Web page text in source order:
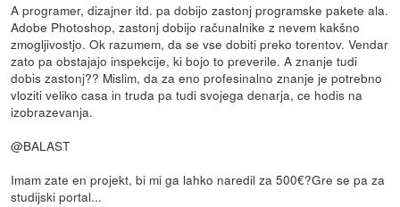
A programer, dizajner itd. pa dobijo zastonj programske pakete ala.
Adobe Photoshop, zastonj dobijo računalnike z nevem kakšno
zmogljivostjo. Ok razumem, da se vse dobiti preko torentov. Vendar
zato pa obstajajo inspekcije, ki bojo to preverile. A znanje tudi
dobis zastonj?? Mislim, da za eno profesinalno znanje je potrebno
vloziti veliko casa in truda pa tudi svojega denarja, ce hodis na
izobrazevanja.
@BALAST
Imam zate en projekt, bi mi ga lahko naredil za 500€?Gre se pa za
studijski portal...